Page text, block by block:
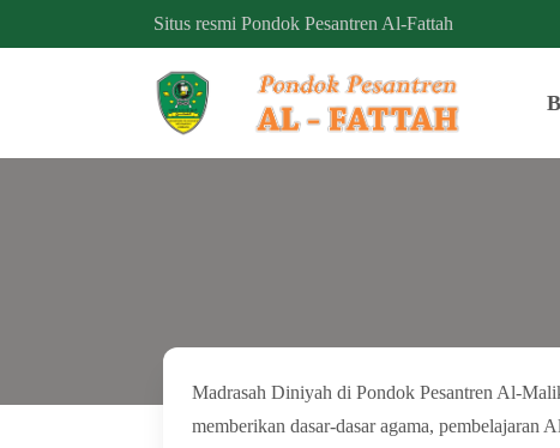
Situs resmi Pondok Pesantren Al-Fattah
Madrasah Diniyah di Pondok Pesantren Al-
memberikan dasar-dasar agama, pembelajaran